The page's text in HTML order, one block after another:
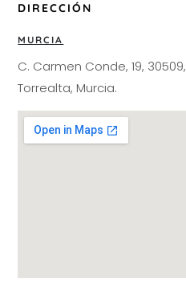
DIRECCIÓN
MURCIA
C. Carmen Conde, 19, 30509,
Torrealta, Murcia.